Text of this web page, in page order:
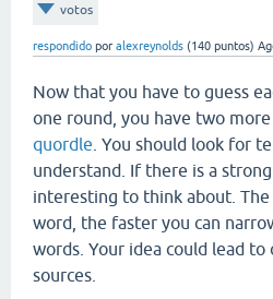
votos
respondido por alexreynolds (140 puntos)
Now that you have to guess
one round, you have two more
quordle . You should look for
understand. If there is a
interesting to think about. The
word, the faster you can
words. Your idea could lead
sources.